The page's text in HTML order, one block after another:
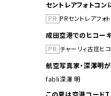
セントレアフォトコ
PR PRセントレアフォ
成田空港でのヒコー
PR チャーリィ古庄ヒ
航空写真家・深澤明
fabli深澤 明